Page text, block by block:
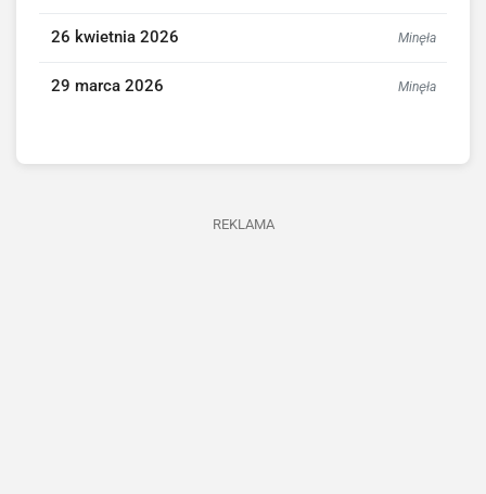
26 kwietnia 2026 Minęła
29 marca 2026 Minęła
REKLAMA